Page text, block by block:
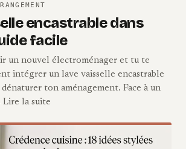
encastrable dans
facile
un nouvel électroménager et tu te
intégrer un lave vaisselle encastrable
dénaturer ton aménagement. Face à un
Lire la suite